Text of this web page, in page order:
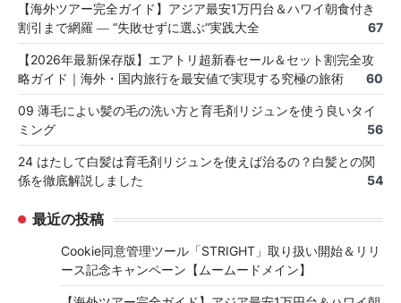
【海外ツアー完全ガイド】アジア最安1万円台＆ハワイ朝食付き
割引まで網羅 ― “失敗せずに選ぶ”実践大全
67
【2026年最新保存版】エアトリ超新春セール＆セット割完全攻
略ガイド｜海外・国内旅行を最安値で実現する究極の旅術
60
09 薄毛によい髪の毛の洗い方と育毛剤リジュンを使う良いタイ
ミング
56
24 はたして白髪は育毛剤リジュンを使えば治るの？白髪との関
係を徹底解説しました
54
最近の投稿
Cookie同意管理ツール「STRIGHT」取り扱い開始＆リリ
ース記念キャンペーン【ムームードメイン】